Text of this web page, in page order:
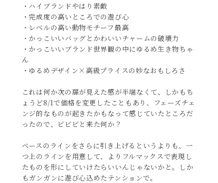
・ハイブランドやはり素敵
・完成度の高いところでの遊び心
・レベルの高い動物モチーフ最高
・かっこいいバッグとかわいいチャームの破壊力
・かっこいいブランド世界観の中にゆるめ生き物ちゃ
ん
・ゆるめデザイン×高級プライスの妙なおもしろさ
これは何か次の扉が見えた感が半端なくて、しかもち
ょうど8/1で価格を変更したこともあり、フェーズチェ
ンジ的なものが起きたかもなって感じていたところだ
ったので、ビビビと来た何か？
ベースのラインをさらに引き上げるというよりも、一
つ上のラインを用意して、よりフルマックスで表現し
たものを形にしていけたらいいんじゃないかと。しか
もガンガンに遊び心込めたテンションで。